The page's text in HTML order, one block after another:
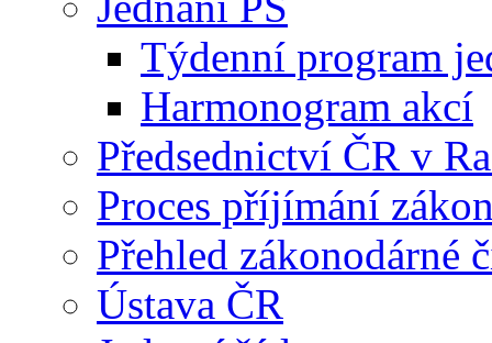
Týdenní program
Harmonogram akcí
Předsednictví ČR v
Proces příjímání
Přehled zákonodárné
Ústava ČR